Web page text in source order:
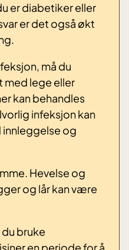
er diabetiker eller
er det også økt
må du
med lege eller
kan behandles
infeksjon kan
og
Hevelse og
og lår kan være
bruke